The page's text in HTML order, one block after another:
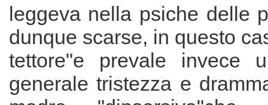
leggeva nella psiche delle
dunque scarse, in questo
tettore"e prevale invece
generale tristezza e